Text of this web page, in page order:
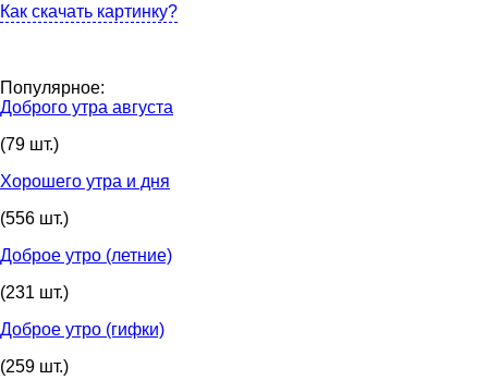
Как скачать картинку?
Популярное:
Доброго утра августа
(79 шт.)
Хорошего утра и дня
(556 шт.)
Доброе утро (летние)
(231 шт.)
Доброе утро (гифки)
(259 шт.)